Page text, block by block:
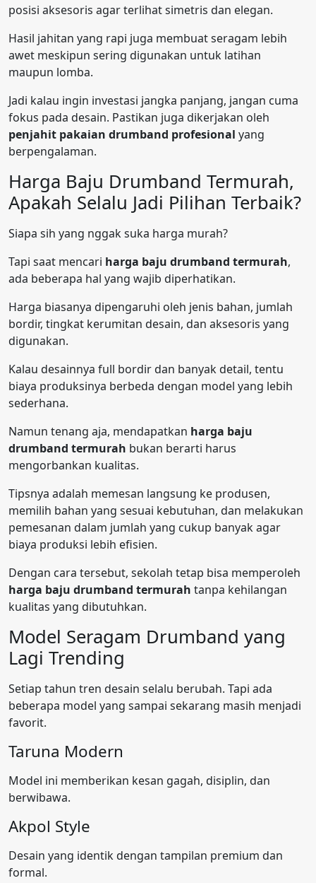
posisi aksesoris agar terlihat simetris dan elegan.
Hasil jahitan yang rapi juga membuat seragam lebih
awet meskipun sering digunakan untuk latihan
maupun lomba.
Jadi kalau ingin investasi jangka panjang, jangan cuma
fokus pada desain. Pastikan juga dikerjakan oleh
penjahit pakaian drumband profesional yang
berpengalaman.
Harga Baju Drumband Termurah,
Apakah Selalu Jadi Pilihan Terbaik?
Siapa sih yang nggak suka harga murah?
Tapi saat mencari harga baju drumband termurah,
ada beberapa hal yang wajib diperhatikan.
Harga biasanya dipengaruhi oleh jenis bahan, jumlah
bordir, tingkat kerumitan desain, dan aksesoris yang
digunakan.
Kalau desainnya full bordir dan banyak detail, tentu
biaya produksinya berbeda dengan model yang lebih
sederhana.
Namun tenang aja, mendapatkan harga baju
drumband termurah bukan berarti harus
mengorbankan kualitas.
Tipsnya adalah memesan langsung ke produsen,
memilih bahan yang sesuai kebutuhan, dan melakukan
pemesanan dalam jumlah yang cukup banyak agar
biaya produksi lebih efisien.
Dengan cara tersebut, sekolah tetap bisa memperoleh
harga baju drumband termurah tanpa kehilangan
kualitas yang dibutuhkan.
Model Seragam Drumband yang
Lagi Trending
Setiap tahun tren desain selalu berubah. Tapi ada
beberapa model yang sampai sekarang masih menjadi
favorit.
Taruna Modern
Model ini memberikan kesan gagah, disiplin, dan
berwibawa.
Akpol Style
Desain yang identik dengan tampilan premium dan
formal.